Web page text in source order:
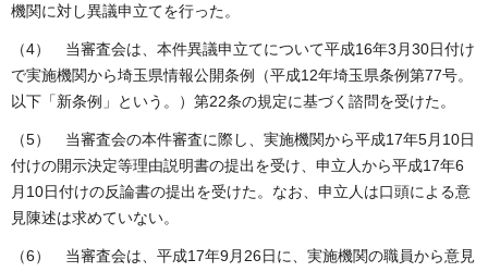
機関に対し異議申立てを行った。
（4） 当審査会は、本件異議申立てについて平成16年3月30日付け
で実施機関から埼玉県情報公開条例（平成12年埼玉県条例第77号。
以下「新条例」という。）第22条の規定に基づく諮問を受けた。
（5） 当審査会の本件審査に際し、実施機関から平成17年5月10日
付けの開示決定等理由説明書の提出を受け、申立人から平成17年6
月10日付けの反論書の提出を受けた。なお、申立人は口頭による意
見陳述は求めていない。
（6） 当審査会は、平成17年9月26日に、実施機関の職員から意見